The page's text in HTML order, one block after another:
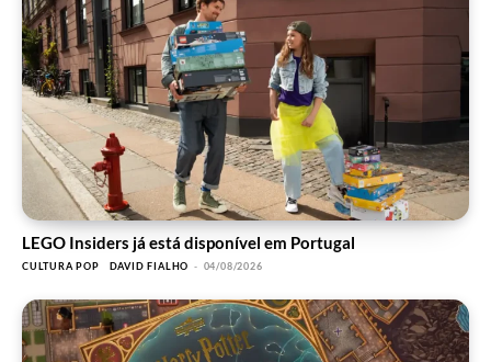
LEGO Insiders já está disponível em Portugal
CULTURA POP DAVID FIALHO - 04/08/2026